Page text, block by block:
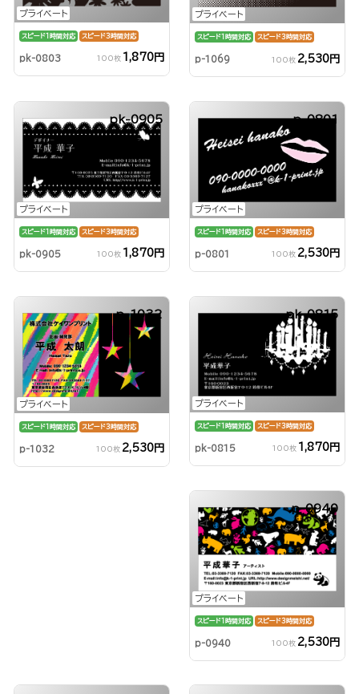
プライベート
スピード1時間対応 スピード3時間対応
pk-0803 100枚 1,870円
プライベート
スピード1時間対応 スピード3時間対応
p-1069 100枚 2,530円
プライベート
pk-0905
スピード1時間対応 スピード3時間対応
pk-0905 100枚 1,870円
プライベート
p-0801
スピード1時間対応 スピード3時間対応
p-0801 100枚 2,530円
プライベート
p-1032
スピード1時間対応 スピード3時間対応
p-1032 100枚 2,530円
プライベート
pk-0815
スピード1時間対応 スピード3時間対応
pk-0815 100枚 1,870円
プライベート
p-0940
スピード1時間対応 スピード3時間対応
p-0940 100枚 2,530円